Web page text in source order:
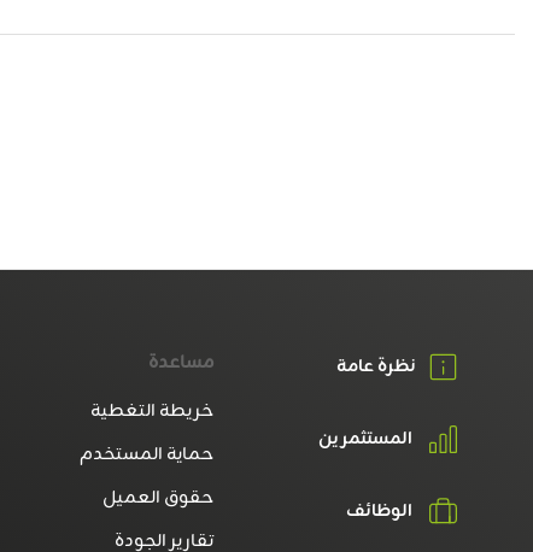
نظرة عامة
المستثمرين
الوظائف
مساعدة
خريطة التغطية
حماية المستخدم
حقوق العميل
تقارير الجودة